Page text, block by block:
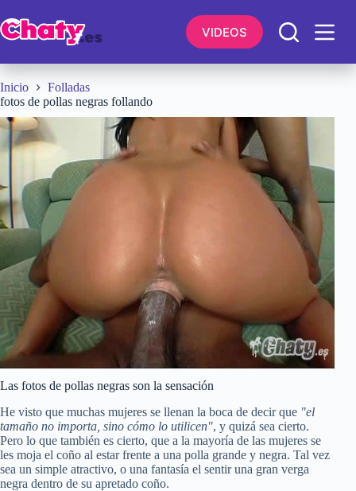
al
contenido
VIDEOS
Inicio
Folladas
fotos de pollas negras follando
Las fotos de pollas negras son la sensación
He visto que muchas mujeres se llenan la boca de decir que "el
tamaño no importa, sino cómo lo utilicen", y quizá sea cierto.
Pero lo que también es cierto, que a la mayoría de las mujeres se
les moja el coño al estar frente a una polla grande y negra. Tal vez
sea un simple atractivo, o una fantasía el sentir una gran verga
negra dentro de su apretado coño.